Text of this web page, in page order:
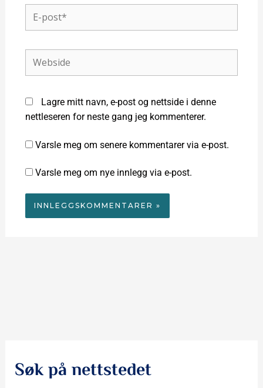
post*
Webside
Lagre mitt navn, e-post og nettside i denne
nettleseren for neste gang jeg kommenterer.
Varsle meg om senere kommentarer via e-post.
Varsle meg om nye innlegg via e-post.
Søk på nettstedet